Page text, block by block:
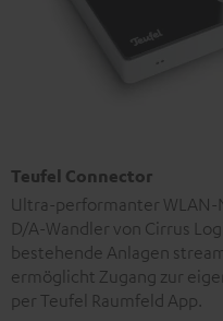
Teufel Connector
Ultra-performanter
D/A-Wandler von Cirrus
bestehende Anlagen
ermöglicht Zugang zur
per Teufel Raumfeld App.